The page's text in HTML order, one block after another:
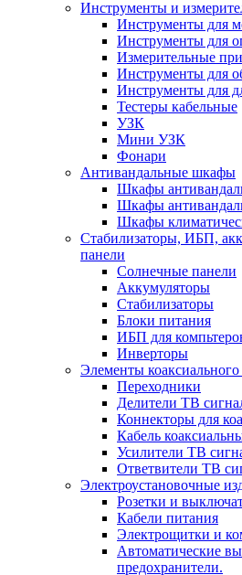
Инструменты и
Инструменты для
Инструменты для
Измерительные
Инструменты для
Инструменты для
Тестеры кабельные
УЗК
Мини УЗК
Фонари
Антивандальные шкафы
Шкафы
Шкафы
Шкафы
Стабилизаторы, ИБП,
панели
Солнечные панели
Аккумуляторы
Стабилизаторы
Блоки питания
ИБП для
Инверторы
Элементы коаксиального
Переходники
Делители ТВ
Коннекторы для
Кабель
Усилители ТВ
Ответвители ТВ
Электроустановочные
Розетки и
Кабели питания
Электрощитки и
Автоматические
предохранители.